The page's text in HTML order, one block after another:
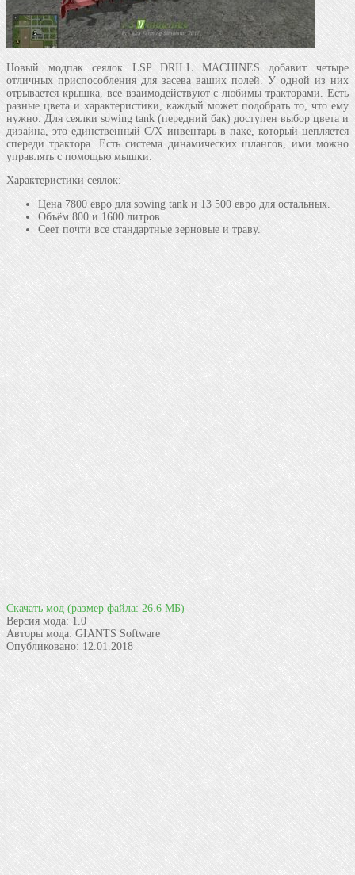
Новый модпак сеялок LSP DRILL MACHINES добавит четыре
отличных приспособления для засева ваших полей. У одной из них
отрывается крышка, все взаимодействуют с любимы тракторами. Есть
разные цвета и характеристики, каждый может подобрать то, что ему
нужно. Для сеялки sowing tank (передний бак) доступен выбор цвета и
дизайна, это единственный С/Х инвентарь в паке, который цепляется
спереди трактора. Есть система динамических шлангов, ими можно
управлять с помощью мышки.
Характеристики сеялок:
Цена 7800 евро для sowing tank и 13 500 евро для остальных.
Объём 800 и 1600 литров.
Сеет почти все стандартные зерновые и траву.
Скачать мод (размер файла: 26.6 МБ)
Версия мода: 1.0
Авторы мода: GIANTS Software
Опубликовано: 12.01.2018